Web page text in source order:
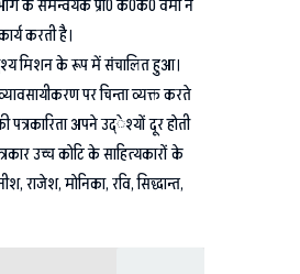
के समन्वयक प्रो0 के0के0 वर्मा ने
करती है।
मिशन के रूप में संचालित हुआ।
पर चिन्ता व्यक्त करते
पत्रकारिता अपने उद्ेश्यों दूर होती
उच्च कोटि के साहित्यकारों के
राजेश, मोनिका, रवि, सिद्धान्त,